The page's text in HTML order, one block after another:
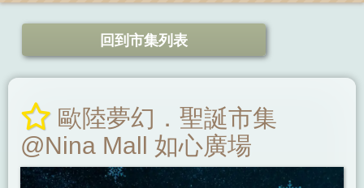
回到市集列表
歐陸夢幻．聖誕市集
@Nina Mall 如心廣場